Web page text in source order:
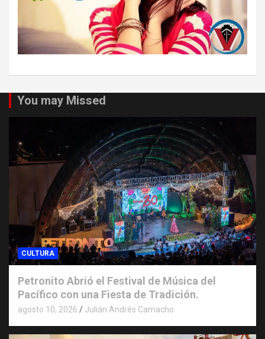
You may Missed
CULTURA
Petronito Abrió el Festival de Música del
Pacífico con una Fiesta de Tradición.
agosto 10, 2026 Julián Andrés Camacho